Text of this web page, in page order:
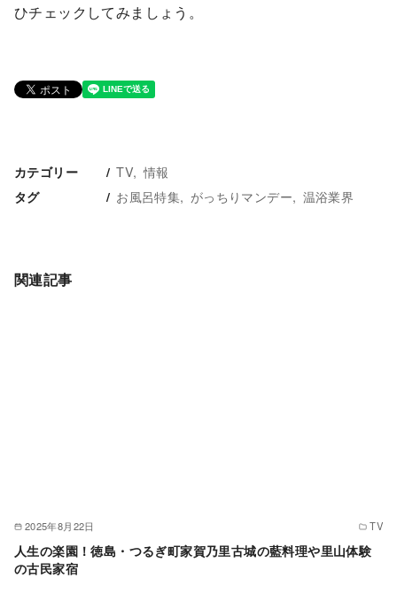
ひチェックしてみましょう。
カテゴリー TV 情報
タグ お風呂特集 がっちりマンデー 温浴業界
関連記事
2025年8月22日 TV
人生の楽園！徳島・つるぎ町家賀乃里古城の藍料理や里山体験
の古民家宿